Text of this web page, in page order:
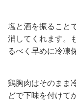
塩と酒を振ること
消してくれます。
るべく早めに冷凍
鶏胸肉はそのまま
どで下味を付けて